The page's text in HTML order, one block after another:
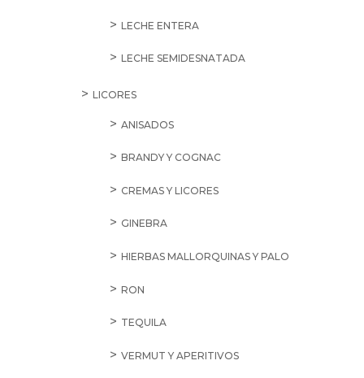
LECHE ENTERA
LECHE SEMIDESNATADA
LICORES
ANISADOS
BRANDY Y COGNAC
CREMAS Y LICORES
GINEBRA
HIERBAS MALLORQUINAS Y PALO
RON
TEQUILA
VERMUT Y APERITIVOS